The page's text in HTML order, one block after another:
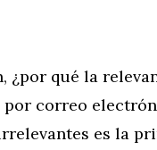
¿por qué la
correo
es la